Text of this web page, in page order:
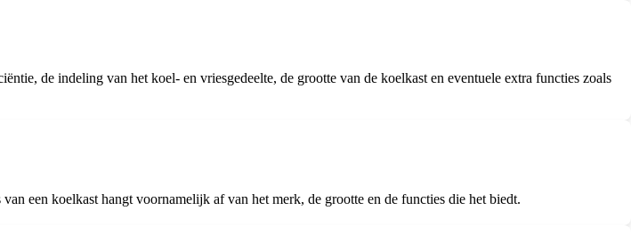
de indeling van het koel- en vriesgedeelte, de grootte van de koelkast en eventuele extra functies zoals
een koelkast hangt voornamelijk af van het merk, de grootte en de functies die het biedt.